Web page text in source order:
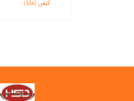
كيفن (غانا）